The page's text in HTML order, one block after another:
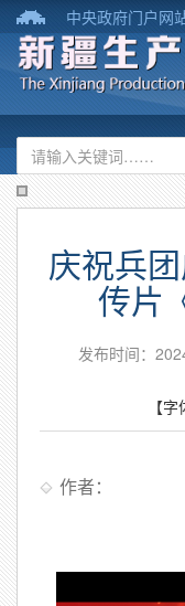
中央政府门户网
庆祝兵
传片
发布时间：
【字
作者：